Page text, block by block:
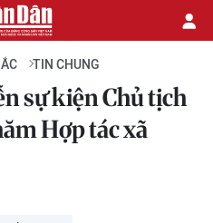
TIN CHUNG
sự kiện Chủ tịch
Hợp tác xã